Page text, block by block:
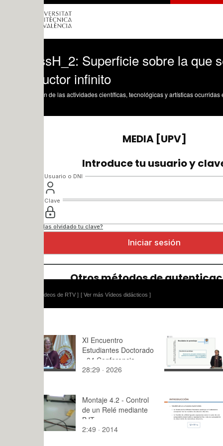
Superficie sobre la que se
infinito
de las actividades científicas, tecnológicas y artísticas ocurridas en los tres
[ Ver más Vídeos didácticos ]
XI Encuentro
Estudiantes Doctorado
- 04 Conferencia
Adam Andruc¿zyk
28:29 · 2026
químicos
del agua
6:48 · 2019
Montaje 4.2 - Control
de un Relé mediante
BJT
2:49 · 2014
modelo
discreta
9:59 · 2026